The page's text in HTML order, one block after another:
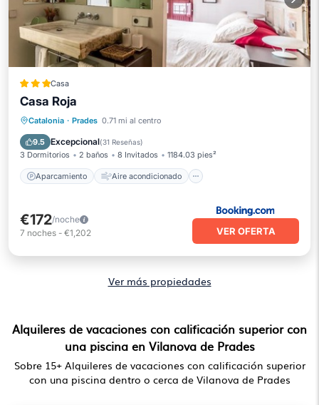
Casa
Casa Roja
Catalonia · Prades 0.71 mi al centro
9.5 Excepcional(31 Reseñas)
3 Dormitorios 2 baños 8 Invitados 1184.03 pies²
Aparcamiento Aire acondicionado
Aparcamiento
Aire acondicionado
Internet
Apto para niños
€172/noche
7 noches - €1,202 VER OFERTA
Ver más propiedades
Alquileres de vacaciones con calificación superior con
una piscina en Vilanova de Prades
Sobre 15+ Alquileres de vacaciones con calificación superior
con una piscina dentro o cerca de Vilanova de Prades